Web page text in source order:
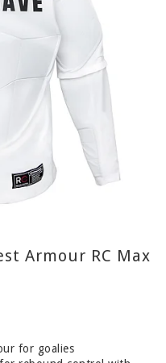
Armour RC Max
for goalies